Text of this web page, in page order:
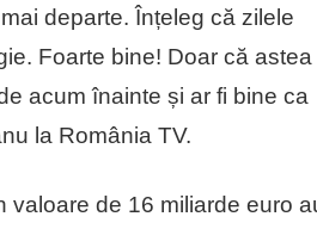
departe. Înțeleg că zilele
Foarte bine! Doar că
acum înainte și ar fi bine ca
la România TV.
valoare de 16 miliarde euro